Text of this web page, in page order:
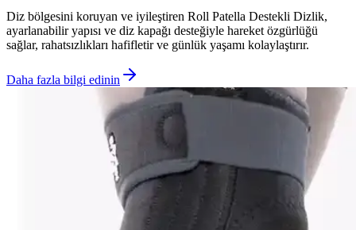
Diz bölgesini koruyan ve iyileştiren Roll Patella Destekli Dizlik,
ayarlanabilir yapısı ve diz kapağı desteğiyle hareket özgürlüğü
sağlar, rahatsızlıkları hafifletir ve günlük yaşamı kolaylaştırır.
Daha fazla bilgi edinin